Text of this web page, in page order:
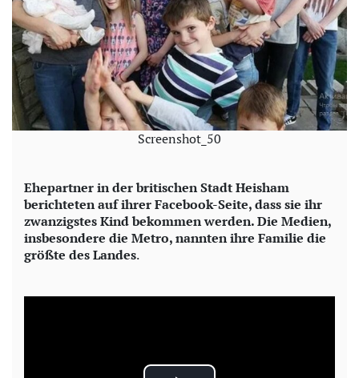
Screenshot_50
Ehepartner in der britischen Stadt Heisham
berichteten auf ihrer Facebook-Seite, dass sie ihr
zwanzigstes Kind bekommen werden. Die Medien,
insbesondere die Metro, nannten ihre Familie die
größte des Landes.